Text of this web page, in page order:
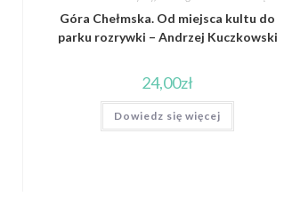
Góra Chełmska. Od miejsca kultu do
parku rozrywki – Andrzej Kuczkowski
24,00zł
Dowiedz się więcej